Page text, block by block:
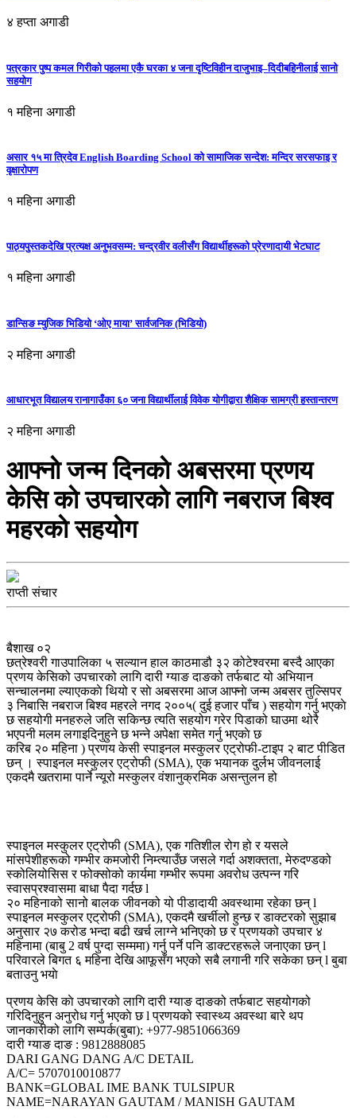
४ हप्ता अगाडी
पत्रकार पुष्प कमल गिरीको पहलमा एकै घरका ४ जना दृष्टिविहीन दाजुभाइ–दिदीबहिनीलाई सानो
सहयोग
१ महिना अगाडी
असार १५ मा त्रिदेव English Boarding School को सामाजिक सन्देश: मन्दिर सरसफाइ र
वृक्षारोपण
१ महिना अगाडी
पाठ्यपुस्तकदेखि प्रत्यक्ष अनुभवसम्म: चन्द्रवीर वलीसँग विद्यार्थीहरूको प्रेरणादायी भेटघाट
१ महिना अगाडी
डान्सिङ म्युजिक भिडियो ‘ओए माया’ सार्वजनिक (भिडियो)
२ महिना अगाडी
आधारभूत विद्यालय रानागाउँका ६० जना विद्यार्थीलाई विवेक योगीद्वारा शैक्षिक सामग्री हस्तान्तरण
२ महिना अगाडी
आफ्नाे जन्म दिनकाे अबसरमा प्रणय
केसि काे उपचारकाे लागि नबराज बिश्व
महरकाे सहयाेग
राप्ती संचार
बैशाख ०२
छत्रेश्वरी गाउपालिका ५ सल्यान हाल काठमाडौ ३२ कोटेश्वरमा बस्दै आएका
प्रणय केसिको उपचारको लागि दारी ग्याङ दाङको तर्फबाट यो अभियान
सन्चालनमा ल्याएककाे थियो र साे अबसरमा आज आफ्नाे जन्म अबसर तुल्सिपर
३ निबासि नबराज बिश्व महरले नगद २००५( दुई हजार पाँच ) सहयाेग गर्नु भएकाे
छ सहयोगी मनहरुले जति सकिन्छ त्यति सहयोग गरेर पिडाको घाउमा थोरै
भएपनी मलम लगाइदिनुहुने छ भन्ने अपेक्षा समेत गर्नु भएकाे छ
करिब २० महिना ) प्रणय केसी स्पाइनल मस्कुलर एट्रोफी-टाइप २ बाट पीडित
छन् । स्पाइनल मस्कुलर एट्रोफी (SMA), एक भयानक दुर्लभ जीवनलाई
एकदमै खतरामा पार्ने न्यूरो मस्कुलर वंशानुक्रमिक असन्तुलन हो
स्पाइनल मस्कुलर एट्रोफी (SMA), एक गतिशील रोग हो र यसले
मांसपेशीहरूको गम्भीर कमजोरी निम्त्याउँछ जसले गर्दा अशक्तता, मेरुदण्डको
स्कोलियोसिस र फोक्सोको कार्यमा गम्भीर रूपमा अवरोध उत्पन्न गरि
स्वासप्रश्वासमा बाधा पैदा गर्दछ l
२० महिनाको सानो बालक जीवनको यो पीडादायी अवस्थामा रहेका छन् l
स्पाइनल मस्कुलर एट्रोफी (SMA), एकदमै खर्चीलो हुन्छ र डाक्टरको सुझाब
अनुसार २७ करोड भन्दा बढी खर्च लाग्ने भनिएको छ र प्रणयको उपचार ४
महिनामा (बाबु 2 वर्ष पुग्दा सम्ममा) गर्नु पर्ने पनि डाक्टरहरूले जनाएका छन् l
परिवारले बिगत ६ महिना देखि आफूसँग भएको सबै लगानी गरि सकेका छन् l बुबा
बताउनु भयाे
प्रणय केसि काे उपचारको लागि दारी ग्याङ दाङको तर्फबाट सहयोगको
गरिदिनुहुन अनुरोध गर्नु भएकाे छ l प्रणयको स्वास्थ्य अवस्था बारे थप
जानकारीको लागि सम्पर्क(बुबा): +977-9851066369
दारी ग्याङ दाङ : 9812888085
DARI GANG DANG A/C DETAIL
A/C= 5707010010877
BANK=GLOBAL IME BANK TULSIPUR
NAME=NARAYAN GAUTAM / MANISH GAUTAM